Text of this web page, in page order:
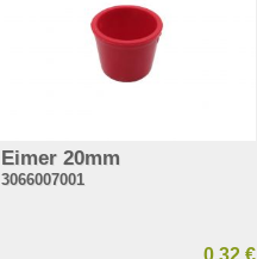
Eimer 20mm
3066007001